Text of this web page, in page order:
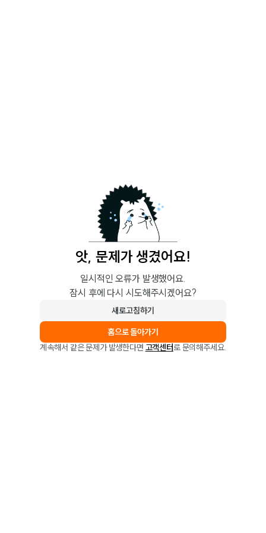
앗, 문제가 생겼어요!
일시적인 오류가 발생했어요.
잠시 후에 다시 시도해주시겠어요?
새로고침하기
홈으로 돌아가기
계속해서 같은 문제가 발생한다면 고객센터로 문의해주세요.